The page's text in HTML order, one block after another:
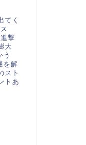
てく
撃
大
う
を解
スト
トあ